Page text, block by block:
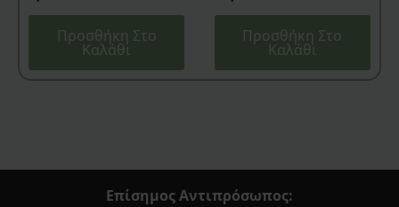
Προσθήκη Στο
Καλάθι
Προσθήκη Στο
Καλάθι
Επίσημος Αντιπρόσωπος: